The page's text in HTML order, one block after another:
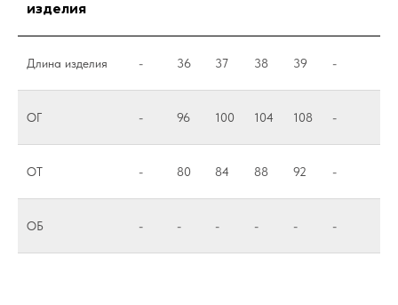
изделия
Длина изделия - 36 37 38 39 -
ОГ - 96 100 104 108 -
ОТ - 80 84 88 92 -
ОБ - - - - - -